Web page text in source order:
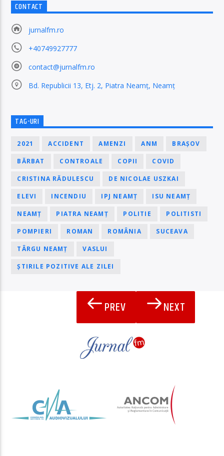
CONTACT
jurnalfm.ro
+40749927777
contact@jurnalfm.ro
Bd. Republicii 13, Etj. 2, Piatra Neamț, Neamț
TAG-URI
2021 ACCIDENT AMENZI ANM BRAȘOV
BĂRBAT CONTROALE COPII COVID
CRISTINA RĂDULESCU DE NICOLAE USZKAI
ELEVI INCENDIU IPJ NEAMȚ ISU NEAMȚ
NEAMȚ PIATRA NEAMȚ POLITIE POLITISTI
POMPIERI ROMAN ROMÂNIA SUCEAVA
TÂRGU NEAMȚ VASLUI
ȘTIRILE POZITIVE ALE ZILEI
PREV NEXT